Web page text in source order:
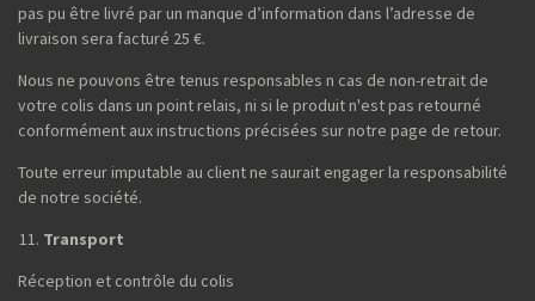
pas pu être livré par un manque d’information dans l’adresse de
livraison sera facturé 25 €.
Nous ne pouvons être tenus responsables n cas de non-retrait de
votre colis dans un point relais, ni si le produit n'est pas retourné
conformément aux instructions précisées sur notre page de retour.
Toute erreur imputable au client ne saurait engager la responsabilité
de notre société.
Transport
Réception et contrôle du colis